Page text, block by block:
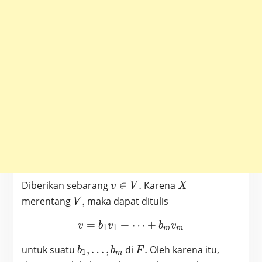
Diberikan sebarangv
\in
v ∈ V . KarenaX
X
merentang V,
V , maka dapat ditulis
v = b_1 v_1 + \cdots +
v = b1v1 + ⋯ + bmvm
untuk suatu b_1,
b1, … , bm diF.
F . Oleh karena itu,